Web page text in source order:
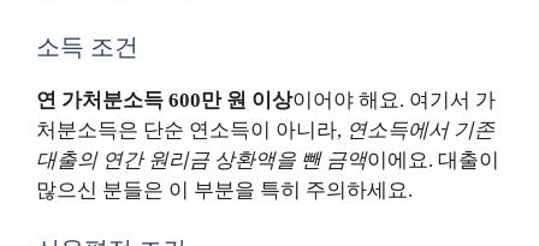
소득 조건
연 가처분소득 600만 원 이상이어야 해요. 여기서 가
처분소득은 단순 연소득이 아니라, 연소득에서 기존
대출의 연간 원리금 상환액을 뺀 금액이에요. 대출이
많으신 분들은 이 부분을 특히 주의하세요.